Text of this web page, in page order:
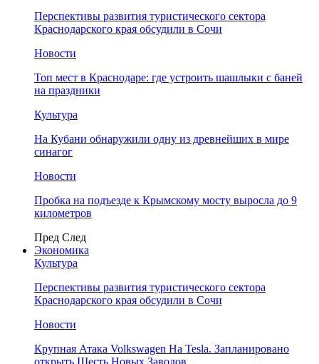
Перспективы развития туристического сектора
Краснодарского края обсудили в Сочи
Новости
Топ мест в Краснодаре: где устроить шашлыки с баней
на праздники
Культура
На Кубани обнаружили одну из древнейших в мире
синагог
Новости
Пробка на подъезде к Крымскому мосту выросла до 9
километров
Пред След
Экономика
Культура
Перспективы развития туристического сектора
Краснодарского края обсудили в Сочи
Новости
Крупная Атака Volkswagen На Tesla. Запланировано
открыть Шесть Новых Заводов